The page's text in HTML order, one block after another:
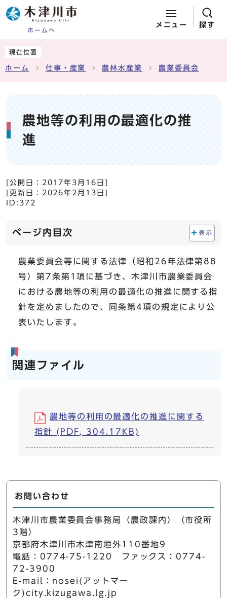
ホームへ
メニュー 探す
現在位置
ホーム 仕事・産業 農林水産業 農業委員会
農地等の利用の最適化の推
進
[公開日： 2017年3月16日
[更新日： 2026年2月13日
ID:372
ページ内目次 表示
農業委員会等に関する法律（昭和26年法律第88
号）第7条第1項に基づき、木津川市農業委員会
における農地等の利用の最適化の推進に関する指
針を定めましたので、同条第4項の規定により公
表いたします。
関連ファイル
農地等の利用の最適化の推進に関する
指針 (PDF, 304.17KB)
お問い合わせ
木津川市農業委員会事務局（農政課内）（市役所
3階）
京都府木津川市木津南垣外110番地9
電話：0774-75-1220 ファックス：0774-
72-3900
E-mail：nosei(アットマー
ク)city.kizugawa.lg.jp